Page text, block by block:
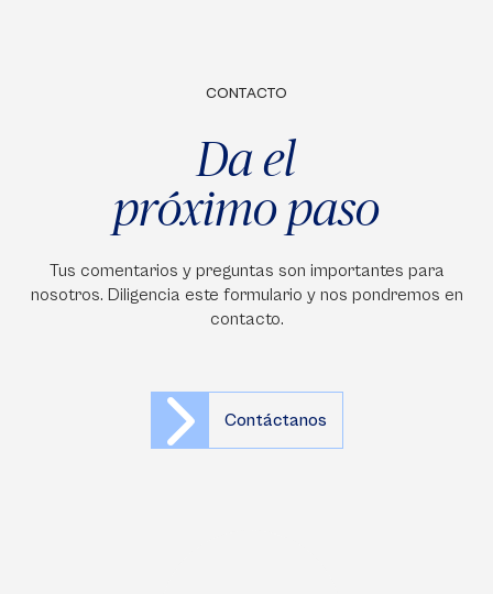
CONTACTO
Da el
próximo paso
Tus comentarios y preguntas son importantes para
nosotros. Diligencia este formulario y nos pondremos en
contacto.
Contáctanos